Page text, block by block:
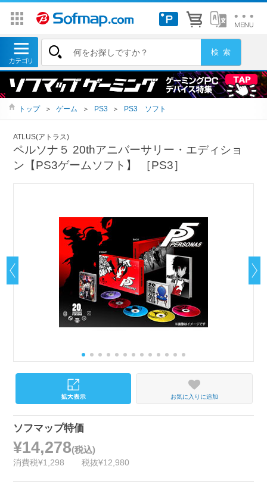
トップ ＞ ゲーム ＞ PS3 ＞ PS3 ソフト
ATLUS(アトラス)
ペルソナ５ 20thアニバーサリー・エディショ
ン【PS3ゲームソフト】 ［PS3］
お気に入りに追加
ソフマップ特価
¥14,278(税込)
消費税¥1,298 税抜¥12,980